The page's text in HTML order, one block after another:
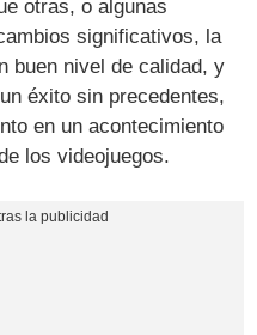
otras, o algunas
significativos, la
buen nivel de calidad, y
éxito sin precedentes,
en un acontecimiento
los videojuegos.